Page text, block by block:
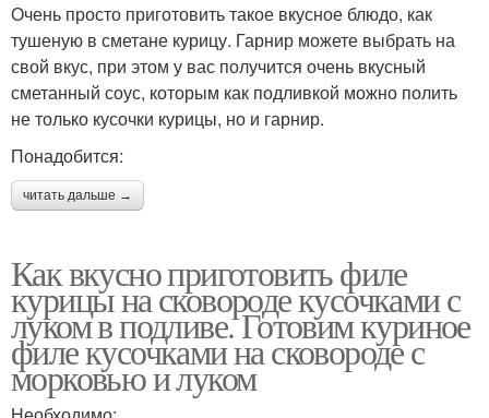
Очень просто приготовить такое вкусное блюдо, как
тушеную в сметане курицу. Гарнир можете выбрать на
свой вкус, при этом у вас получится очень вкусный
сметанный соус, которым как подливкой можно полить
не только кусочки курицы, но и гарнир.
Понадобится:
читать дальше →
Как вкусно приготовить филе
курицы на сковороде кусочками с
луком в подливе. Готовим куриное
филе кусочками на сковороде с
морковью и луком